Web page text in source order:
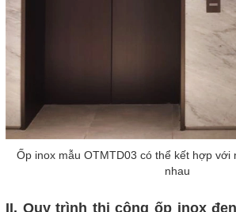
Ốp inox mẫu OTMTD03 có thể kết hợp với
nhau
II. Quy trình thi công ốp inox